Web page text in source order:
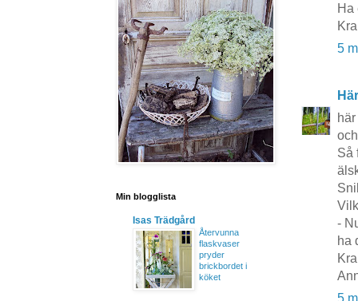
Ha
5
Så
-
ha
5
Min blogglista
Isas Trädgård
Återvunna
flaskvaser
pryder
brickbordet i
köket